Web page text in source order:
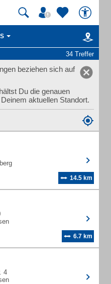
34 Treffer
beziehen sich auf
Du die genauen
aktuellen Standort.
14.5 km
6.7 km
4